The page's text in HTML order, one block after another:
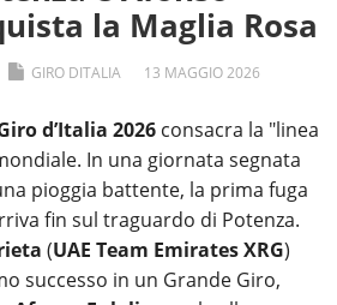
la Maglia Rosa
GIRO DITALIA 13 MAGGIO2026
d’Italia 2026 consacra la "linea
In una giornata segnata
pioggia battente, la prima fuga
fin sul traguardo di Potenza.
(UAE Team Emirates XRG)
successo in un Grande Giro,